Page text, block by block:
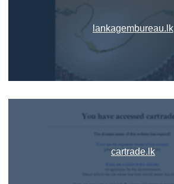
lankagembureau.lk
cartrade.lk